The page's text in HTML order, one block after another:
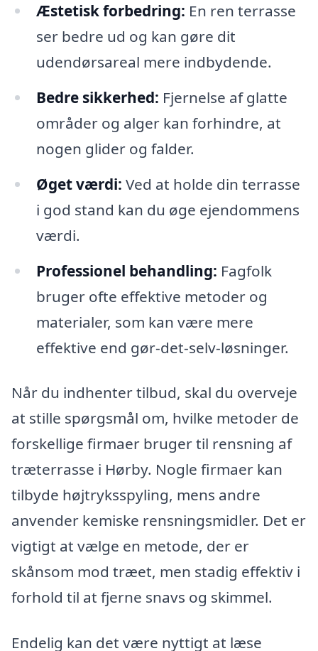
Æstetisk forbedring: En ren terrasse
ser bedre ud og kan gøre dit
udendørsareal mere indbydende.
Bedre sikkerhed: Fjernelse af glatte
områder og alger kan forhindre, at
nogen glider og falder.
Øget værdi: Ved at holde din terrasse
i god stand kan du øge ejendommens
værdi.
Professionel behandling: Fagfolk
bruger ofte effektive metoder og
materialer, som kan være mere
effektive end gør-det-selv-løsninger.
Når du indhenter tilbud, skal du overveje
at stille spørgsmål om, hvilke metoder de
forskellige firmaer bruger til rensning af
træterrasse i Hørby. Nogle firmaer kan
tilbyde højtryksspyling, mens andre
anvender kemiske rensningsmidler. Det er
vigtigt at vælge en metode, der er
skånsom mod træet, men stadig effektiv i
forhold til at fjerne snavs og skimmel.
Endelig kan det være nyttigt at læse